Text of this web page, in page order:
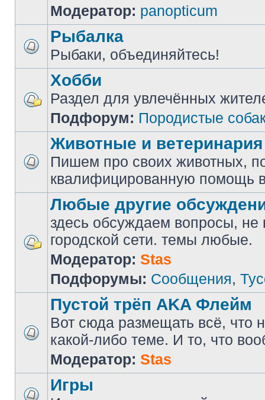
Модератор: panopticum
Рыбалка
Рыбаки, объединяйтесь!
Хобби
Раздел для увлечённых
Подфорум: Породистые
Животные и ветеринария
Пишем про своих животных,
квалифицированную помощь
Любые другие
здесь обсуждаем вопросы,
городской сети. темы любые.
Модератор: Stas
Подфорумы: Сообщения,
Пустой трёп AKA Флейм
Вот сюда размещать всё, что
какой-либо теме. И то, что
Модератор: Stas
Игры